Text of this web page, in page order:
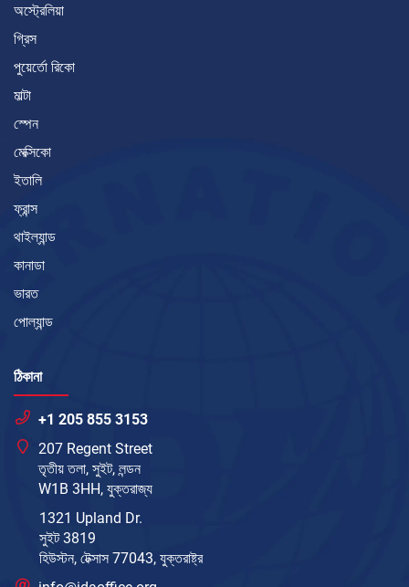
অস্ট্রেলিয়া
গ্রিস
পুয়ের্তো রিকো
মাল্টা
স্পেন
মেক্সিকো
ইতালি
ফ্রান্স
থাইল্যান্ড
কানাডা
ভারত
পোল্যান্ড
ঠিকানা
+1 205 855 3153
207 Regent Street
তৃতীয় তলা, সুইট, লন্ডন
W1B 3HH, যুক্তরাজ্য
1321 Upland Dr.
সুইট 3819
হিউস্টন, টেক্সাস 77043, যুক্তরাষ্ট্র